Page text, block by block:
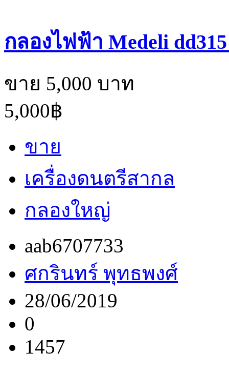
กลองไฟฟ้า Medeli
ขาย 5,000 บาท
5,000฿
ขาย
เครื่องดนตรีสากล
กลองใหญ่
aab6707733
ศกรินทร์ พุทธพงศ์
28/06/2019
0
1457